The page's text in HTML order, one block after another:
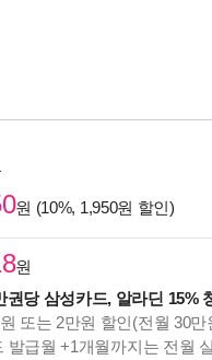
원 (10%, 1,950원 할인)
원
권당 삼성카드, 알라딘 15%
또는 2만원 할인(전월 30
발급월 +1개월까지는 전월